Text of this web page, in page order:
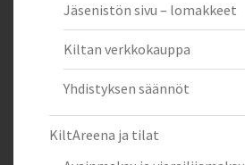
Jäsenistön sivu – lomakkeet
Kiltan verkkokauppa
Yhdistyksen säännöt
KiltAreena ja tilat